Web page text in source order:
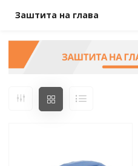
Заштита на глава